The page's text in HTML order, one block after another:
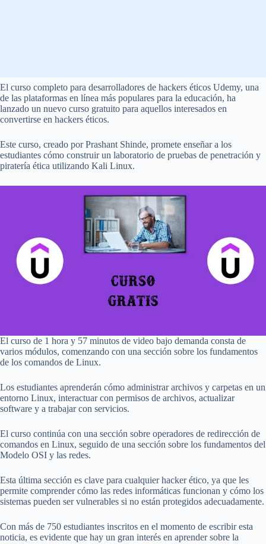
El curso completo para desarrolladores de hackers éticos Udemy, una
de las plataformas en línea más populares para la educación, ha
lanzado un nuevo curso gratuito para aquellos interesados en
convertirse en hackers éticos.
Este curso, creado por Prashant Shinde, promete enseñar a los
estudiantes cómo construir un laboratorio de pruebas de penetración y
piratería ética utilizando Kali Linux.
El curso de 1 hora y 57 minutos de video bajo demanda consta de
varios módulos, comenzando con una sección sobre los fundamentos
de los comandos de Linux.
Los estudiantes aprenderán cómo administrar archivos y carpetas en un
entorno Linux, interactuar con permisos de archivos, actualizar
software y a trabajar con servicios.
El curso continúa con una sección sobre operadores de redirección de
comandos en Linux, seguido de una sección sobre los fundamentos del
Modelo OSI y las redes.
Esta última sección es clave para cualquier hacker ético, ya que les
permite comprender cómo las redes informáticas funcionan y cómo los
sistemas pueden ser vulnerables si no están protegidos adecuadamente.
Con más de 750 estudiantes inscritos en el momento de escribir esta
noticia, es evidente que hay un gran interés en aprender sobre la